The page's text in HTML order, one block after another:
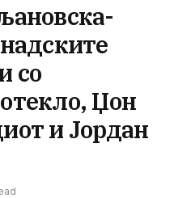
со
Џон
и Јордан